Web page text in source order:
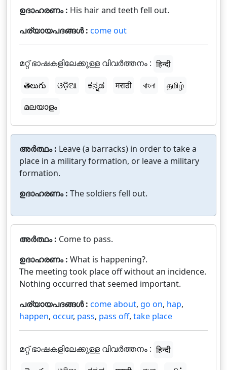
ഉദാഹരണം : His hair and teeth fell out.
പര്യായപദങ്ങൾ : come out
മറ്റ് ഭാഷകളിലേക്കുള്ള വിവർത്തനം : हिन्दी
తెలుగు
ଓଡ଼ିଆ ಕನ್ನಡ मराठी বাংলা
தமிழ்
മലയാളം
അർത്ഥം : Leave (a barracks) in order to take a
place in a military formation, or leave a military
formation.
ഉദാഹരണം : The soldiers fell out.
അർത്ഥം : Come to pass.
ഉദാഹരണം : What is happening?.
The meeting took place off without an incidence.
Nothing occurred that seemed important.
പര്യായപദങ്ങൾ : come about, go on, hap,
happen, occur, pass, pass off, take place
മറ്റ് ഭാഷകളിലേക്കുള്ള വിവർത്തനം : हिन्दी